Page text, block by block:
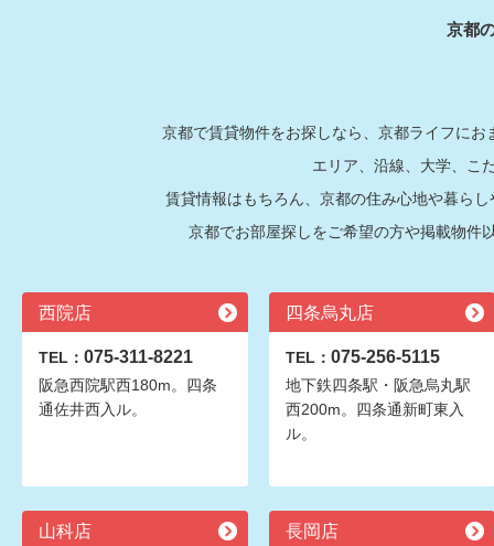
京都
京都で賃貸物件をお探しなら、京都ライフに
エリア、沿線、大学、こ
賃貸情報はもちろん、京都の住み心地や暮ら
京都でお部屋探しをご希望の方や掲載物件
西院店
TEL： 075-311-8221
阪急西院駅西180m。四条
通佐井西入ル。
四条烏丸店
TEL： 075-256-5115
地下鉄四条駅・阪急烏丸駅
西200m。四条通新町東入
ル。
山科店 長岡店